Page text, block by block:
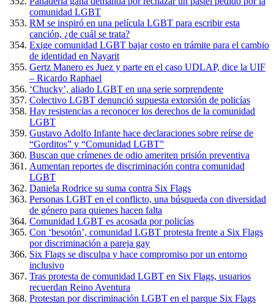
comunidad LGBT
RM se inspiró en una película LGBT para escribir esta
canción, ¿de cuál se trata?
Exige comunidad LGBT bajar costo en trámite para el cambio
de identidad en Nayarit
Gertz Manero es Juez y parte en el caso UDLAP, dice la UIF
– Ricardo Raphael
‘Chucky’, aliado LGBT en una serie sorprendente
Colectivo LGBT denunció supuesta extorsión de policías
Hay resistencias a reconocer los derechos de la comunidad
LGBT
Gustavo Adolfo Infante hace declaraciones sobre reírse de
“Gorditos” y “Comunidad LGBT”
Buscan que crímenes de odio ameriten prisión preventiva
Aumentan reportes de discriminación contra comunidad
LGBT
Daniela Rodrice su suma contra Six Flags
Personas LGBT en el conflicto, una búsqueda con diversidad
de género para quienes hacen falta
Comunidad LGBT es acosada por policías
Con ‘besotón’, comunidad LGBT protesta frente a Six Flags
por discriminación a pareja gay
Six Flags se disculpa y hace compromiso por un entorno
inclusivo
Tras protesta de comunidad LGBT en Six Flags, usuarios
recuerdan Reino Aventura
Protestan por discriminación LGBT en el parque Six Flags